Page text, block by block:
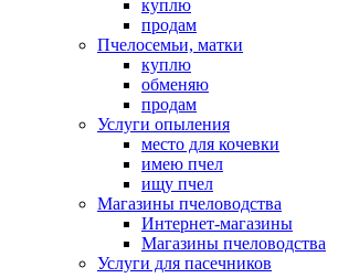
куплю
продам
Пчелосемьи, матки
куплю
обменяю
продам
Услуги опыления
место для кочевки
имею пчел
ищу пчел
Магазины пчеловодства
Интернет-магазины
Магазины пчеловодства
Услуги для пасечников